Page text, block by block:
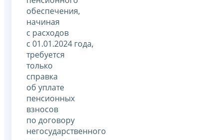
обеспечения,
начиная
с расходов
с 01.01.2024 года,
требуется
только
справка
об уплате
пенсионных
взносов
по договору
негосударственного